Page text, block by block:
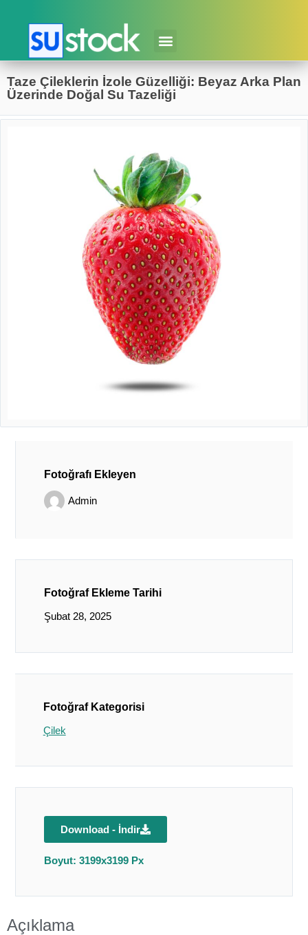
Taze Çileklerin İzole Güzelliği: Beyaz Arka Plan
Üzerinde Doğal Su Tazeliği
Fotoğrafı Ekleyen
Admin
Fotoğraf Ekleme Tarihi
Şubat 28, 2025
Fotoğraf Kategorisi
Çilek
Download - İndir
Boyut: 3199x3199 Px
Açıklama